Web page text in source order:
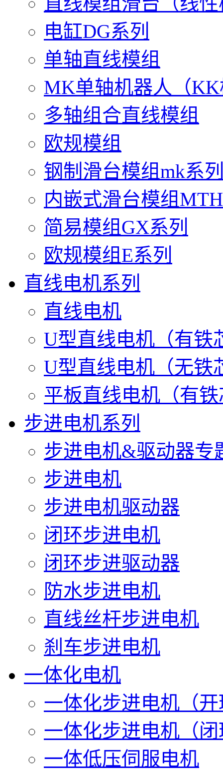
电缸DG系列
单轴直线模组
MK单轴机器人（
多轴组合直线模组
欧规模组
钢制滑台模组mk系
内嵌式滑台模组
简易模组GX系列
欧规模组E系列
直线电机系列
直线电机
U型直线电机（有铁
U型直线电机（无铁
平板直线电机（有
步进电机系列
步进电机&驱动器专
步进电机
步进电机驱动器
闭环步进电机
闭环步进驱动器
防水步进电机
直线丝杆步进电机
刹车步进电机
一体化电机
一体化步进电机（
一体化步进电机（
一体低压伺服电机